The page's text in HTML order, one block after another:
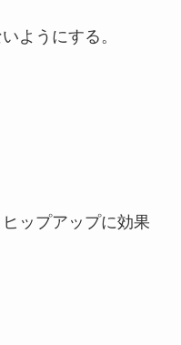
ようにする。
ップアップに効果